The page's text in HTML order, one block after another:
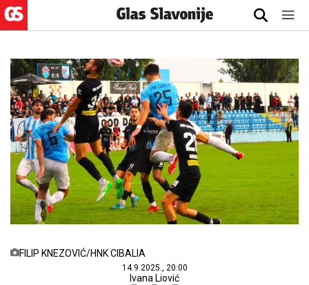
FILIP KNEZOVIĆ/HNK CIBALIA
14.9.2025., 20:00
Ivana Liović